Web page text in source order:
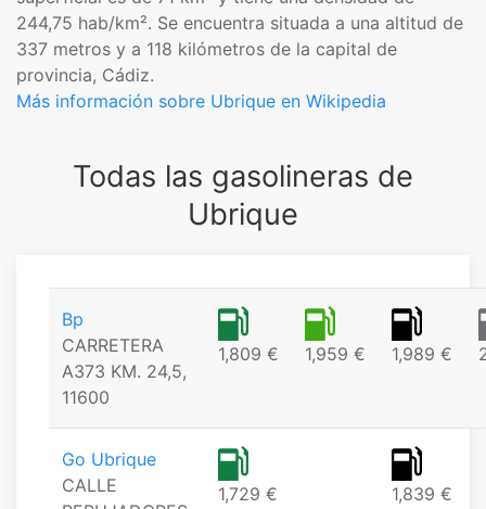
244,75 hab/km². Se encuentra situada a una altitud de
337 metros y a 118 kilómetros de la capital de
provincia, Cádiz.
Más información sobre Ubrique en Wikipedia
Todas las gasolineras de
Ubrique
Bp
CARRETERA
A373 KM. 24,5,
11600
1,809 € 1,959 € 1,989 €
Go Ubrique
CALLE
1,729 € 1,839 €